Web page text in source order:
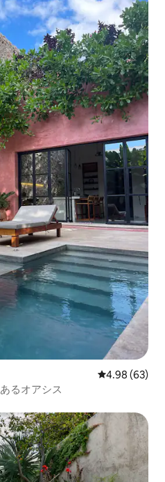
。
レビュー63
4.98 (63)
るオアシス
。